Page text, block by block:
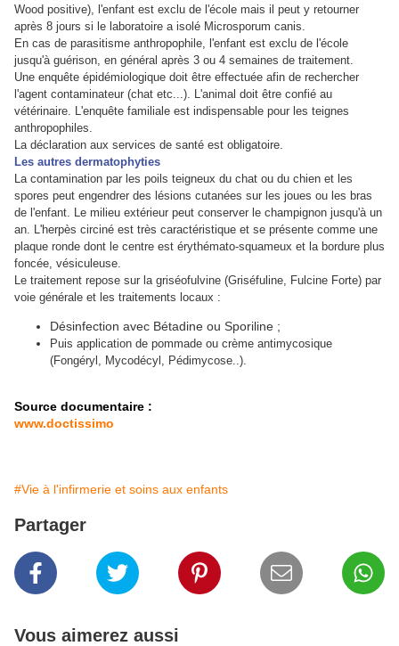
Wood positive), l'enfant est exclu de l'école mais il peut y retourner
après 8 jours si le laboratoire a isolé Microsporum canis.
En cas de parasitisme anthropophile, l'enfant est exclu de l'école
jusqu'à guérison, en général après 3 ou 4 semaines de traitement.
Une enquête épidémiologique doit être effectuée afin de rechercher
l'agent contaminateur (chat etc...). L'animal doit être confié au
vétérinaire. L'enquête familiale est indispensable pour les teignes
anthropophiles.
La déclaration aux services de santé est obligatoire.
Les autres dermatophyties
La contamination par les poils teigneux du chat ou du chien et les
spores peut engendrer des lésions cutanées sur les joues ou les bras
de l'enfant. Le milieu extérieur peut conserver le champignon jusqu'à un
an. L'herpès circiné est très caractéristique et se présente comme une
plaque ronde dont le centre est érythémato-squameux et la bordure plus
foncée, vésiculeuse.
Le traitement repose sur la griséofulvine (Griséfuline, Fulcine Forte) par
voie générale et les traitements locaux :
Désinfection avec Bétadine ou Sporiline ;
Puis application de pommade ou crème antimycosique
(Fongéryl, Mycodécyl, Pédimycose..).
Source documentaire :
www.doctissimo
#Vie à l'infirmerie et soins aux enfants
Partager
Vous aimerez aussi